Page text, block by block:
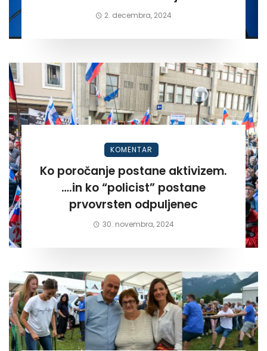
2. decembra, 2024
KOMENTAR
Ko poročanje postane aktivizem.
….in ko “policist” postane
prvovrsten odpuljenec
30. novembra, 2024